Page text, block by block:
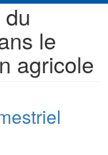
le
agricole